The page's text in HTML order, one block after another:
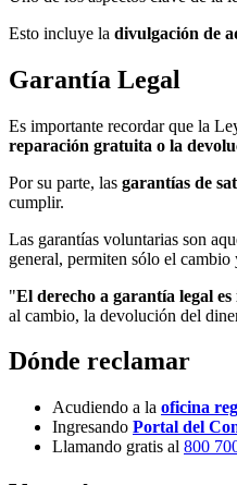
Esto incluye la divulgación de
Garantía Legal
Es importante recordar que la
reparación gratuita o la
Por su parte, las garantías de
cumplir.
Las garantías voluntarias son
general, permiten sólo el
"El derecho a garantía legal
al cambio, la devolución del
Dónde reclamar
Acudiendo a la oficina
Ingresando Portal del
Llamando gratis al 800